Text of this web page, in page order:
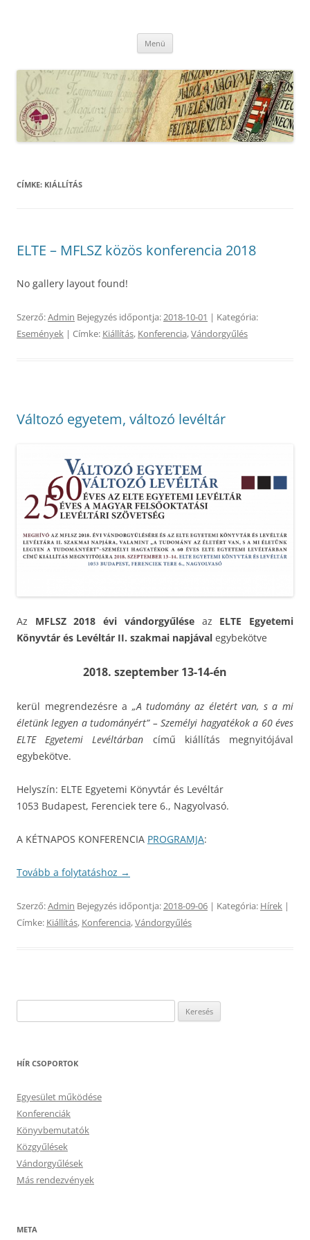
Menü
CÍMKE: KIÁLLÍTÁS
ELTE – MFLSZ közös konferencia 2018
No gallery layout found!
Szerző:Admin Bejegyzés időpontja:2018-10-01 | Kategória:
Események | Címke: Kiállítás, Konferencia,Vándorgyűlés
Változó egyetem, változó levéltár
Az MFLSZ 2018 évi vándorgyűléseaz ELTE Egyetemi
Könyvtár és Levéltár II. szakmai napjával egybekötve
2018. szeptember 13-14-én
kerül megrendezésre a „A tudomány az életért van, s a mi
életünk legyen a tudományért” – Személyi hagyatékok a 60 éves
ELTE Egyetemi Levéltárban című kiállítás megnyitójával
egybekötve.
Helyszín: ELTE Egyetemi Könyvtár és Levéltár
1053 Budapest, Ferenciek tere 6., Nagyolvasó.
A KÉTNAPOS KONFERENCIA PROGRAMJA:
Tovább a folytatáshoz →
Szerző:Admin Bejegyzés időpontja:2018-09-06 | Kategória: Hírek |
Címke: Kiállítás, Konferencia,Vándorgyűlés
HÍR CSOPORTOK
Egyesület működése
Konferenciák
Könyvbemutatók
Közgyűlések
Vándorgyűlések
Más rendezvények
META